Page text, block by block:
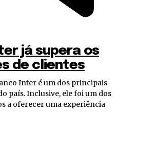
já supera os
de clientes
país. Inclusive, ele foi um dos
a oferecer uma experiência